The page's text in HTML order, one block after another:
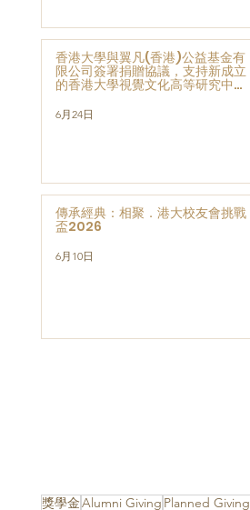
獎學金Alumni Giving Planned Giving
香港大學與翼凡(香港)公益基金有
限公司簽署捐贈協議，支持新成立
的香港大學視覺文化高等研究中心
6月24日
傳承經典：相聚．港大校友會挑戰
盃2026
6月10日